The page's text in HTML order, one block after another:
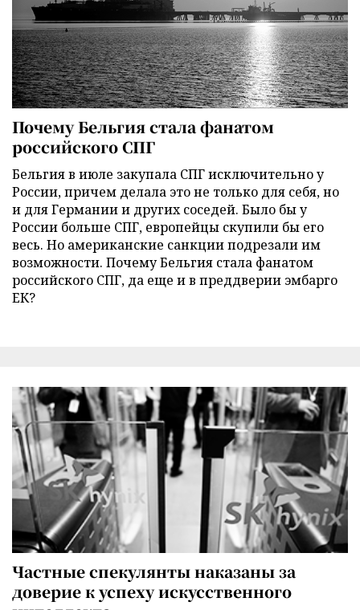
Почему Бельгия стала фанатом
российского СПГ
Бельгия в июле закупала СПГ исключительно у
России, причем делала это не только для себя, но
и для Германии и других соседей. Было бы у
России больше СПГ, европейцы скупили бы его
весь. Но американские санкции подрезали им
возможности. Почему Бельгия стала фанатом
российского СПГ, да еще и в преддверии эмбарго
ЕК?
Частные спекулянты наказаны за
доверие к успеху искусственного